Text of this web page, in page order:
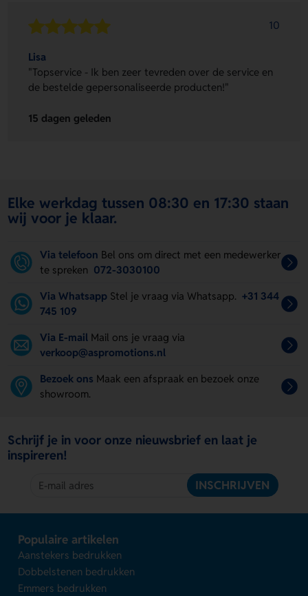
10
Lisa
"Topservice - Ik ben zeer tevreden over de service en
de bestelde gepersonaliseerde producten!"
15 dagen geleden
Elke werkdag tussen 08:30 en 17:30 staan
wij voor je klaar.
Via telefoon Bel ons om direct met een medewerker
te spreken 072-3030100
Via Whatsapp Stel je vraag via Whatsapp. +31 344
745 109
Via E-mail Mail ons je vraag via
verkoop@aspromotions.nl
Bezoek ons Maak een afspraak en bezoek onze
showroom.
Schrijf je in voor onze nieuwsbrief en laat je
inspireren!
INSCHRIJVEN
Populaire artikelen
Aanstekers bedrukken
Dobbelstenen bedrukken
Emmers bedrukken